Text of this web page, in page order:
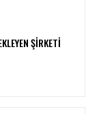
ŞIRKETI